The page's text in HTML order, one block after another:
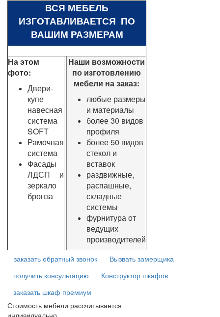
ВСЯ МЕБЕЛЬ
ИЗГОТАВЛИВАЕТСЯ ПО
ВАШИМ РАЗМЕРАМ
На этом
фото:
Двери-
купе
навесная
система
SOFT
Рамочная
система
Фасады
ЛДСП и
зеркало
бронза
Наши возможности
по изготовлению
мебели на заказ:
любые размеры
и материалы
более 30 видов
профиля
более 50 видов
стекол и
вставок
раздвижные,
распашные,
складные
системы
фурнитура от
ведущих
производителей
заказать обратный звонок
Вызвать замерщика
получить консультацию
Конструктор шкафов
заказать шкаф премиум
Стоимость мебели рассчитывается
индивидуально